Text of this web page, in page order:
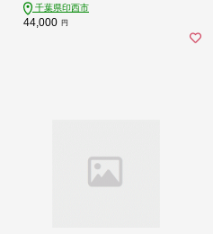
千葉県印西市
44,000 円